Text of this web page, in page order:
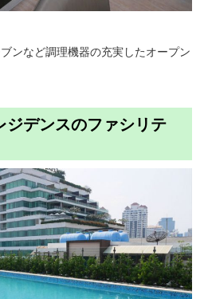
ンなど調理機器の充実したオープン
ジデンスのファシリテ